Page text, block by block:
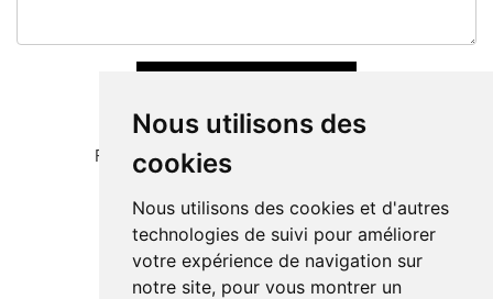
Nous utilisons des
cookies
Nous utilisons des cookies et d'autres
technologies de suivi pour améliorer
votre expérience de navigation sur
notre site, pour vous montrer un
Please copy the letters and numbers below: